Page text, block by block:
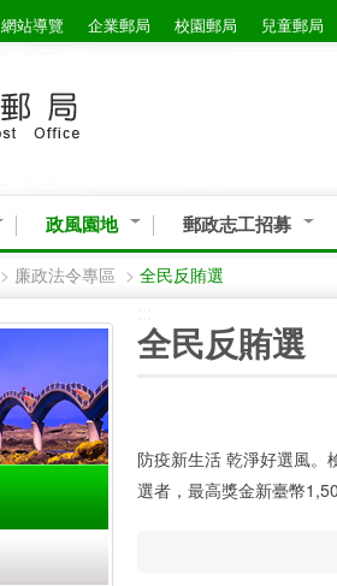
網站導覽 企業郵局 校園郵局 兒童郵局
政風園地 郵政志工招募
> 廉政法令專區 > 全民反賄選
全民反賄選
防疫新生活 乾淨好選風。
選者，最高獎金新臺幣